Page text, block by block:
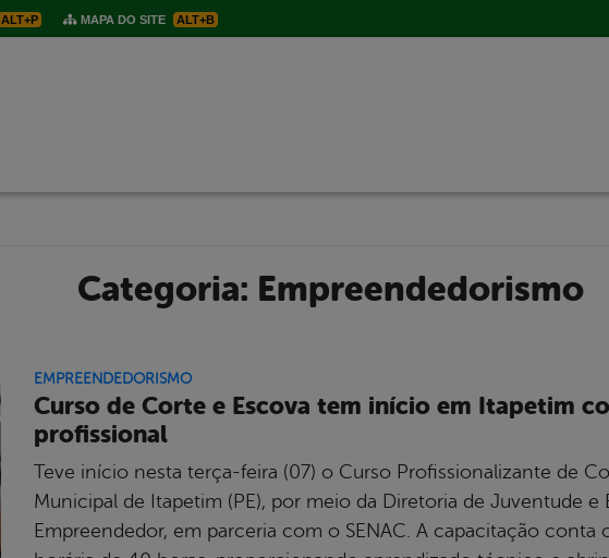
ALT+P MAPA DO SITE ALT+B
Categoria: Empreendedorismo
EMPREENDEDORISMO
Curso de Corte e Escova tem início em Itapetim
profissional
Teve início nesta terça-feira (07) o Curso Profissionalizante de
Municipal de Itapetim (PE), por meio da Diretoria de Juventude e
Empreendedor, em parceria com o SENAC. A capacitação conta